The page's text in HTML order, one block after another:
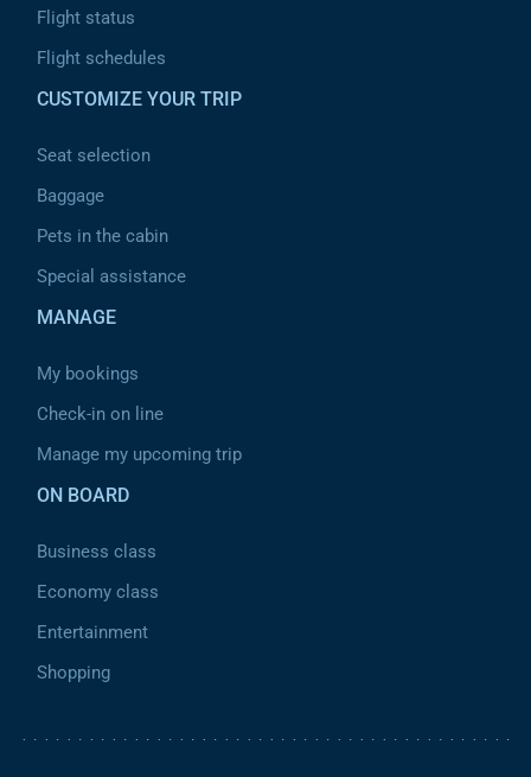
Flight status
Flight schedules
CUSTOMIZE YOUR TRIP
Seat selection
Baggage
Pets in the cabin
Special assistance
MANAGE
My bookings
Check-in on line
Manage my upcoming trip
ON BOARD
Business class
Economy class
Entertainment
Shopping